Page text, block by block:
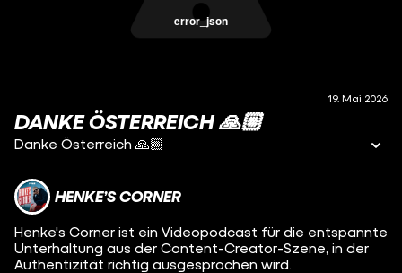
error_json
19. Mai 2026
DANKE ÖSTERREICH 🙏🏼
Danke Österreich 🙏🏼
HENKE’S CORNER
Henke's Corner ist ein Videopodcast für die entspannte
Unterhaltung aus der Content-Creator-Szene, in der
Authentizität richtig ausgesprochen wird.